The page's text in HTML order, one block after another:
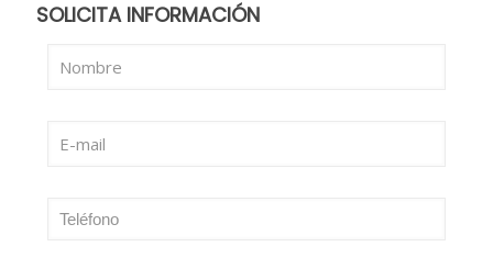
SOLICITA INFORMACIÓN